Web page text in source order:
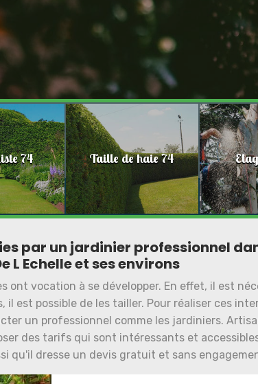
74 Taille de haie 74
par un jardinier professionnel
L Echelle et ses environs
ont vocation à se développer. En effet, il est
il est possible de les tailler. Pour réaliser ces
un professionnel comme les jardiniers.
des tarifs qui sont intéressants et
qu'il dresse un devis gratuit et sans